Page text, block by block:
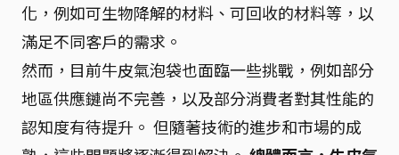
化，例如可生物降解的材料、可回收的材料等，以
滿足不同客戶的需求。
然而，目前牛皮氣泡袋也面臨一些挑戰，例如部分
地區供應鏈尚不完善，以及部分消費者對其性能的
認知度有待提升。 但隨著技術的進步和市場的成